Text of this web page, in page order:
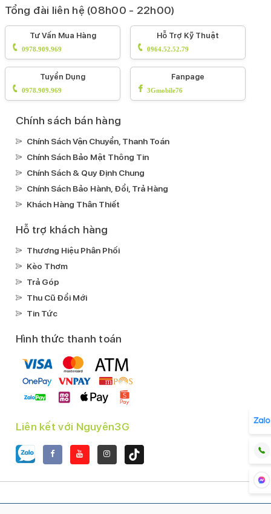
Tổng đài liên hệ (08h00 - 22h00)
Tư Vấn Mua Hàng
0978.909.969
Hỗ Trợ Kỹ Thuật
0964.52.52.79
Tuyển Dụng
0978.909.969
Fanpage
3Gmobile76
Chính sách bán hàng
Chính Sách Vận Chuyển, Thanh Toán
Chính Sách Bảo Mật Thông Tin
Chính Sách & Quy Định Chung
Chính Sách Bảo Hành, Đổi, Trả Hàng
Khách Hàng Thân Thiết
Hỗ trợ khách hàng
Thương Hiệu Phân Phối
Kèo Thơm
Trả Góp
Thu Cũ Đổi Mới
Tin Tức
Hình thức thanh toán
Liên kết với Nguyên3G